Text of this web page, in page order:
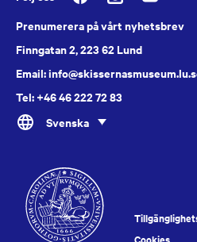
Prenumerera på vårt nyhetsbrev
Finngatan 2, 223 62 Lund
Email:
Tel: +46 46 222 72 83
Svenska